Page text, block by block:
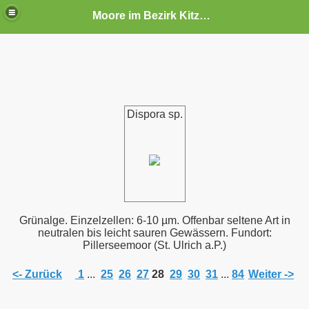
Moore im Bezirk Kitzbühel
Dispora sp.
Grünalge. Einzelzellen: 6-10 µm. Offenbar seltene Art in
neutralen bis leicht sauren Gewässern. Fundort:
Pillerseemoor (St. Ulrich a.P.)
<- Zurück 1 ... 25 26 27 28 29 30 31 ... 84 Weiter ->